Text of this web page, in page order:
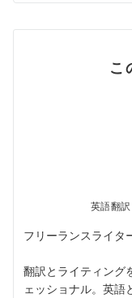
こ
英語翻
フリーランスライタ
翻訳とライティング
ェッショナル。英語